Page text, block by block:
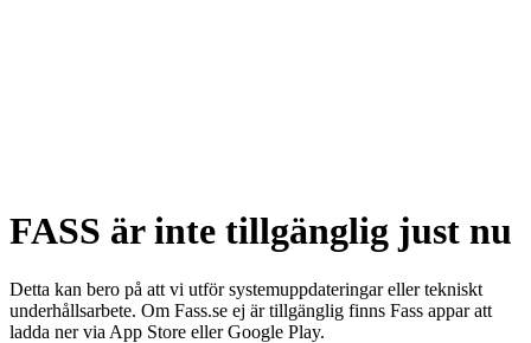
FASS är inte tillgänglig just nu
Detta kan bero på att vi utför systemuppdateringar eller tekniskt
underhållsarbete. Om Fass.se ej är tillgänglig finns Fass appar att
ladda ner via App Store eller Google Play.